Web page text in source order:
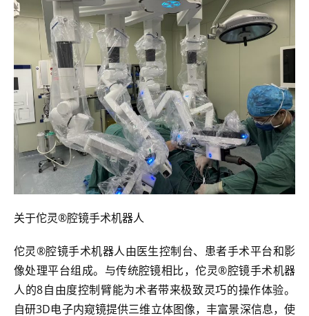
关于佗灵®腔镜手术机器人
佗灵®腔镜手术机器人由医生控制台、患者手术平台和影
像处理平台组成。与传统腔镜相比，佗灵®腔镜手术机器
人的8自由度控制臂能为术者带来极致灵巧的操作体验。
自研3D电子内窥镜提供三维立体图像，丰富景深信息，使